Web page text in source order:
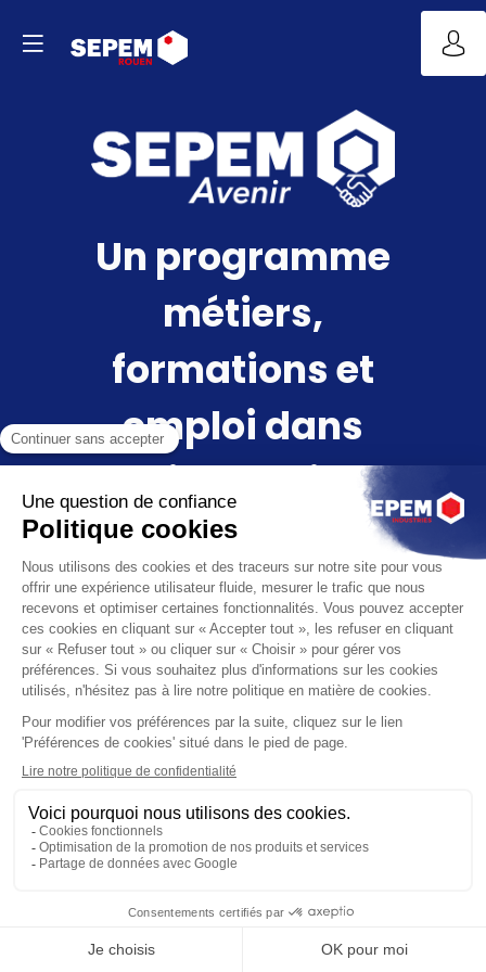
Un programme
métiers,
formations et
emploi dans
l’industrie
CAP SUR L’
AVENIR !
Liste des exposants Infos pratiques Programme